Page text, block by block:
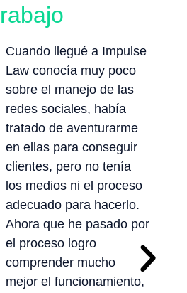
Cuando llegué a Impulse
Law conocía muy poco
sobre el manejo de las
redes sociales, había
tratado de aventurarme
en ellas para conseguir
clientes, pero no tenía
los medios ni el proceso
adecuado para hacerlo.
Ahora que he pasado por
el proceso logro
comprender mucho
mejor el funcionamiento,